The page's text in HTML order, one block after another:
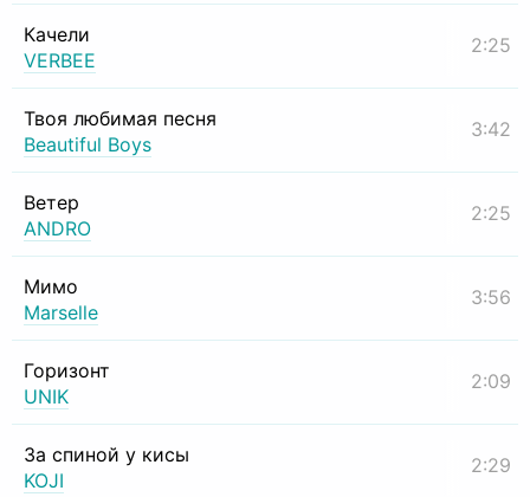
Качели
VERBEE
2:25
Твоя любимая песня
Beautiful Boys
3:42
Ветер
ANDRO
2:25
Мимо
Marselle
3:56
Горизонт
UNIK
2:09
За спиной у кисы
KOJI
2:29